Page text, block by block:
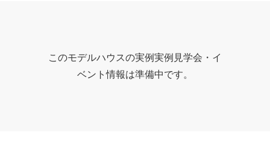
このモデルハウスの実例実例見学会・イ
ベント情報は準備中です。